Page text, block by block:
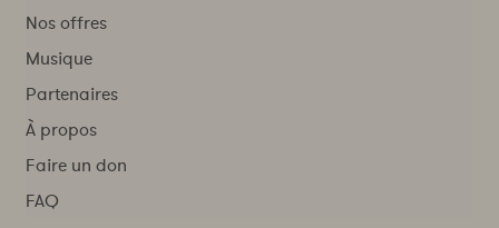
Nos offres
Musique
Partenaires
À propos
Faire un don
FAQ